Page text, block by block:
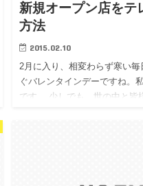
新規オープン店をテ
方法
2015.02.10
2月に入り、相変わらず寒い
ぐバレンタインデーですね。
です。 少しでも、世の中と皆